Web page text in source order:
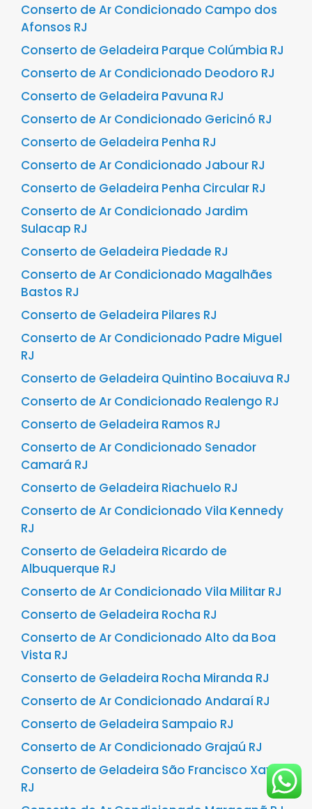
Conserto de Ar Condicionado Campo dos
Afonsos RJ
Conserto de Geladeira Parque Colúmbia RJ
Conserto de Ar Condicionado Deodoro RJ
Conserto de Geladeira Pavuna RJ
Conserto de Ar Condicionado Gericinó RJ
Conserto de Geladeira Penha RJ
Conserto de Ar Condicionado Jabour RJ
Conserto de Geladeira Penha Circular RJ
Conserto de Ar Condicionado Jardim
Sulacap RJ
Conserto de Geladeira Piedade RJ
Conserto de Ar Condicionado Magalhães
Bastos RJ
Conserto de Geladeira Pilares RJ
Conserto de Ar Condicionado Padre Miguel
RJ
Conserto de Geladeira Quintino Bocaiuva RJ
Conserto de Ar Condicionado Realengo RJ
Conserto de Geladeira Ramos RJ
Conserto de Ar Condicionado Senador
Camará RJ
Conserto de Geladeira Riachuelo RJ
Conserto de Ar Condicionado Vila Kennedy
RJ
Conserto de Geladeira Ricardo de
Albuquerque RJ
Conserto de Ar Condicionado Vila Militar RJ
Conserto de Geladeira Rocha RJ
Conserto de Ar Condicionado Alto da Boa
Vista RJ
Conserto de Geladeira Rocha Miranda RJ
Conserto de Ar Condicionado Andaraí RJ
Conserto de Geladeira Sampaio RJ
Conserto de Ar Condicionado Grajaú RJ
Conserto de Geladeira São Francisco Xavier
RJ